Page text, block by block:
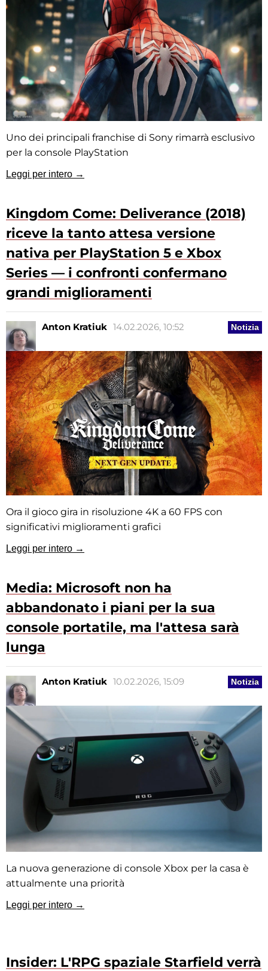
Uno dei principali franchise di Sony rimarrà esclusivo
per la console PlayStation
Leggi per intero →
Kingdom Come: Deliverance (2018)
riceve la tanto attesa versione
nativa per PlayStation 5 e Xbox
Series — i confronti confermano
grandi miglioramenti
Notizia
Anton Kratiuk 14.02.2026, 10:52
Ora il gioco gira in risoluzione 4K a 60 FPS con
significativi miglioramenti grafici
Leggi per intero →
Media: Microsoft non ha
abbandonato i piani per la sua
console portatile, ma l'attesa sarà
lunga
Notizia
Anton Kratiuk 10.02.2026, 15:09
La nuova generazione di console Xbox per la casa è
attualmente una priorità
Leggi per intero →
Insider: L'RPG spaziale Starfield verrà